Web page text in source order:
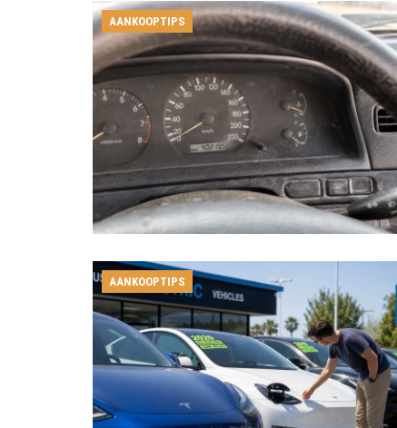
AANKOOPTIPS
AANKOOPTIPS